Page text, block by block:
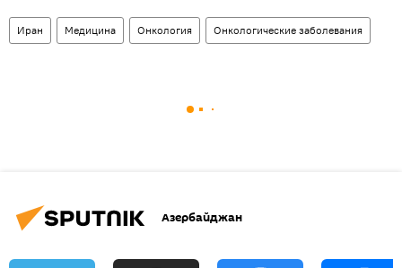
Иран Медицина Онкология Онкологические заболевания
Азербайджан